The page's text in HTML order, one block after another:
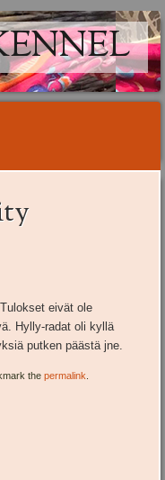
eivät ole
Hylly-radat oli kyllä
putken päästä jne.
thepermalink